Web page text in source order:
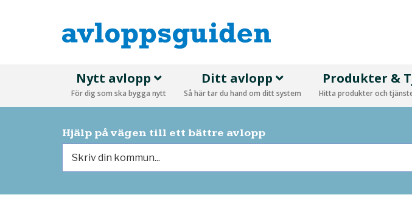
Nytt avlopp
För dig som ska bygga nytt
Ditt avlopp
Så här tar du hand om ditt system
Produkter &
Hitta produkter och
Hjälp på vägen till ett bättre avlopp